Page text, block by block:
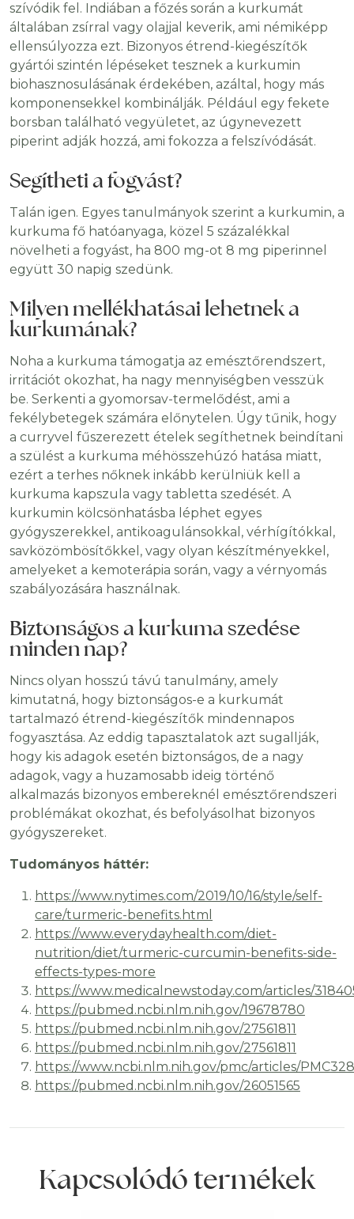
szívódik fel. Indiában a főzés során a kurkumát
általában zsírral vagy olajjal keverik, ami némiképp
ellensúlyozza ezt. Bizonyos étrend-kiegészítők
gyártói szintén lépéseket tesznek a kurkumin
biohasznosulásának érdekében, azáltal, hogy más
komponensekkel kombinálják. Például egy fekete
borsban található vegyületet, az úgynevezett
piperint adják hozzá, ami fokozza a felszívódását.
Segítheti a fogyást?
Talán igen. Egyes tanulmányok szerint a kurkumin, a
kurkuma fő hatóanyaga, közel 5 százalékkal
növelheti a fogyást, ha 800 mg-ot 8 mg piperinnel
együtt 30 napig szedünk.
Milyen mellékhatásai lehetnek a
kurkumának?
Noha a kurkuma támogatja az emésztőrendszert,
irritációt okozhat, ha nagy mennyiségben vesszük
be. Serkenti a gyomorsav-termelődést, ami a
fekélybetegek számára előnytelen. Úgy tűnik, hogy
a curryvel fűszerezett ételek segíthetnek beindítani
a szülést a kurkuma méhösszehúzó hatása miatt,
ezért a terhes nőknek inkább kerülniük kell a
kurkuma kapszula vagy tabletta szedését. A
kurkumin kölcsönhatásba léphet egyes
gyógyszerekkel, antikoagulánsokkal, vérhígítókkal,
savközömbösítőkkel, vagy olyan készítményekkel,
amelyeket a kemoterápia során, vagy a vérnyomás
szabályozására használnak.
Biztonságos a kurkuma szedése
minden nap?
Nincs olyan hosszú távú tanulmány, amely
kimutatná, hogy biztonságos-e a kurkumát
tartalmazó étrend-kiegészítők mindennapos
fogyasztása. Az eddig tapasztalatok azt sugallják,
hogy kis adagok esetén biztonságos, de a nagy
adagok, vagy a huzamosabb ideig történő
alkalmazás bizonyos embereknél emésztőrendszeri
problémákat okozhat, és befolyásolhat bizonyos
gyógyszereket.
Tudományos háttér:
https://www.nytimes.com/2019/10/16/style/self-
care/turmeric-benefits.html
https://www.everydayhealth.com/diet-
nutrition/diet/turmeric-curcumin-benefits-side-
effects-types-more
https://www.medicalnewstoday.com/articles/
https://pubmed.ncbi.nlm.nih.gov/19678780
https://pubmed.ncbi.nlm.nih.gov/27561811
https://pubmed.ncbi.nlm.nih.gov/27561811
https://www.ncbi.nlm.nih.gov/pmc/articles/
https://pubmed.ncbi.nlm.nih.gov/26051565
Kapcsolódó termékek